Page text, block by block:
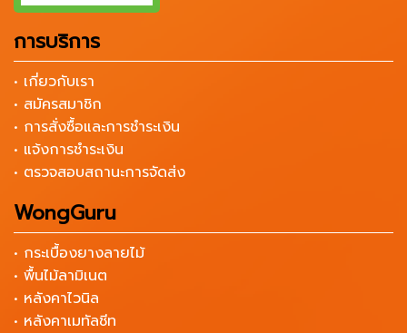
การบริการ
• เกี่ยวกับเรา
• สมัครสมาชิก
• การสั่งซื้อและการชำระเงิน
• แจ้งการชำระเงิน
• ตรวจสอบสถานะการจัดส่ง
WongGuru
• กระเบื้องยางลายไม้
• พื้นไม้ลามิเนต
• หลังคาไวนิล
• หลังคาเมทัลชีท